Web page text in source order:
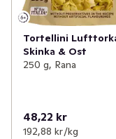
Tortellini
Skinka & Ost
250 g, Rana
48,22 kr
192,88 kr /kg